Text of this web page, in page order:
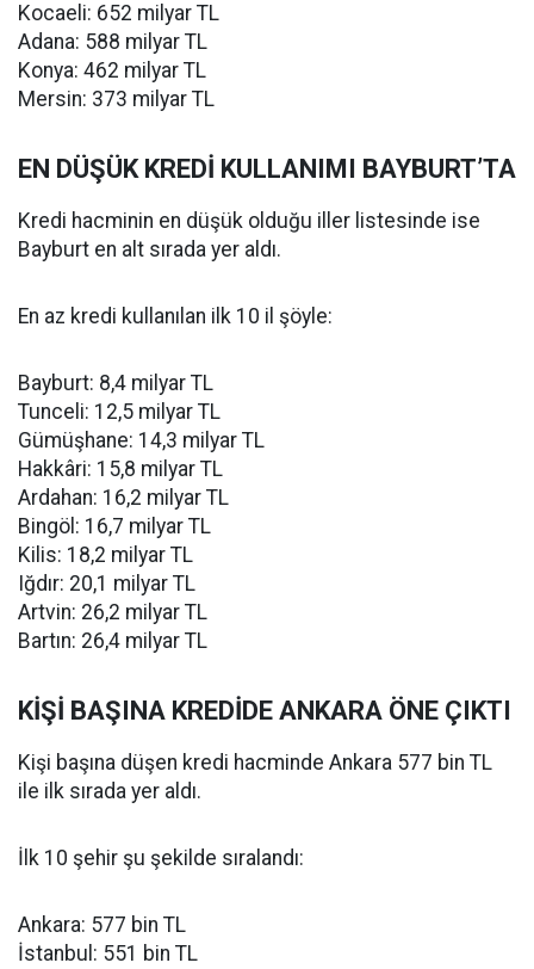
Kocaeli: 652 milyar TL
Adana: 588 milyar TL
Konya: 462 milyar TL
Mersin: 373 milyar TL
EN DÜŞÜK KREDİ KULLANIMI BAYBURT’TA
Kredi hacminin en düşük olduğu iller listesinde ise
Bayburt en alt sırada yer aldı.
En az kredi kullanılan ilk 10 il şöyle:
Bayburt: 8,4 milyar TL
Tunceli: 12,5 milyar TL
Gümüşhane: 14,3 milyar TL
Hakkâri: 15,8 milyar TL
Ardahan: 16,2 milyar TL
Bingöl: 16,7 milyar TL
Kilis: 18,2 milyar TL
Iğdır: 20,1 milyar TL
Artvin: 26,2 milyar TL
Bartın: 26,4 milyar TL
KİŞİ BAŞINA KREDİDE ANKARA ÖNE ÇIKTI
Kişi başına düşen kredi hacminde Ankara 577 bin TL
ile ilk sırada yer aldı.
İlk 10 şehir şu şekilde sıralandı:
Ankara: 577 bin TL
İstanbul: 551 bin TL